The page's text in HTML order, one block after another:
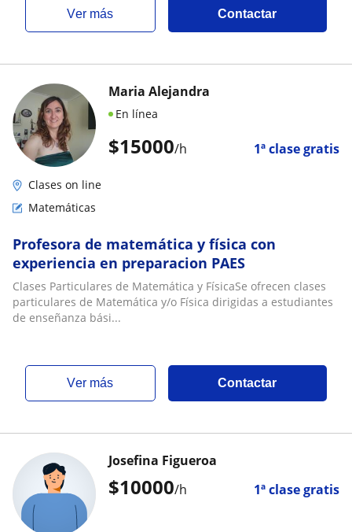
ver más Contactar
$15000/h 1ª clase gratis
Maria Alejandra
En línea
Clases on line
Matemáticas
Profesora de matemática y física con
experiencia en preparacion PAES
Clases Particulares de Matemática y FísicaSe ofrecen clases
particulares de Matemática y/o Física dirigidas a estudiantes
de enseñanza bási...
ver más Contactar
$10000/h 1ª clase gratis
Josefina Figueroa